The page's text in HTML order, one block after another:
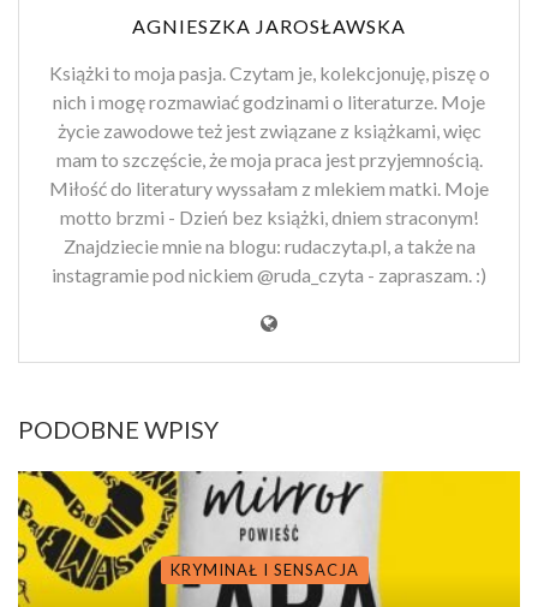
AGNIESZKA JAROSŁAWSKA
Książki to moja pasja. Czytam je, kolekcjonuję, piszę o
nich i mogę rozmawiać godzinami o literaturze. Moje
życie zawodowe też jest związane z książkami, więc
mam to szczęście, że moja praca jest przyjemnością.
Miłość do literatury wyssałam z mlekiem matki. Moje
motto brzmi - Dzień bez książki, dniem straconym!
Znajdziecie mnie na blogu: rudaczyta.pl, a także na
instagramie pod nickiem @ruda_czyta - zapraszam. :)
PODOBNE WPISY
KRYMINAŁ I SENSACJA